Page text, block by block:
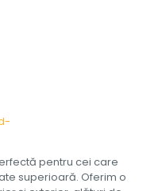
pentru cei care
superioară. Oferim o